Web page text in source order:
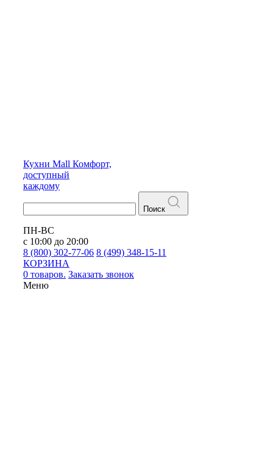
Кухни Mall Комфорт,
доступный
каждому
Поиск
ПН-ВС
с 10:00 до 20:00
8 (800) 302-77-06 8 (499) 348-15-11
КОРЗИНА
0 товаров. Заказать звонок
Меню